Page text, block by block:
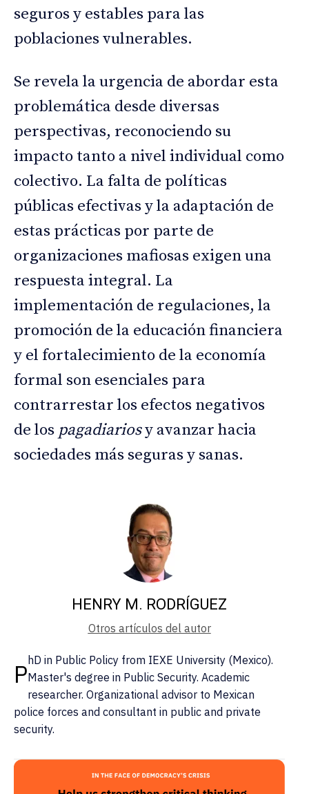
seguros y estables para las
poblaciones vulnerables.
Se revela la urgencia de abordar esta
problemática desde diversas
perspectivas, reconociendo su
impacto tanto a nivel individual como
colectivo. La falta de políticas
públicas efectivas y la adaptación de
estas prácticas por parte de
organizaciones mafiosas exigen una
respuesta integral. La
implementación de regulaciones, la
promoción de la educación financiera
y el fortalecimiento de la economía
formal son esenciales para
contrarrestar los efectos negativos
de los pagadiariosy avanzar hacia
sociedades más seguras y sanas.
HENRY M. RODRÍGUEZ
Otros artículos del autor
PhD in Public Policy from IEXE University (Mexico).
Master's degree in Public Security. Academic
researcher. Organizational advisor to Mexican
police forces and consultant in public and private
security.